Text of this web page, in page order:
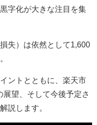
字化が大きな注目を集
失）は依然として1,600
ントとともに、楽天市
望、そして今後予定さ
説します。